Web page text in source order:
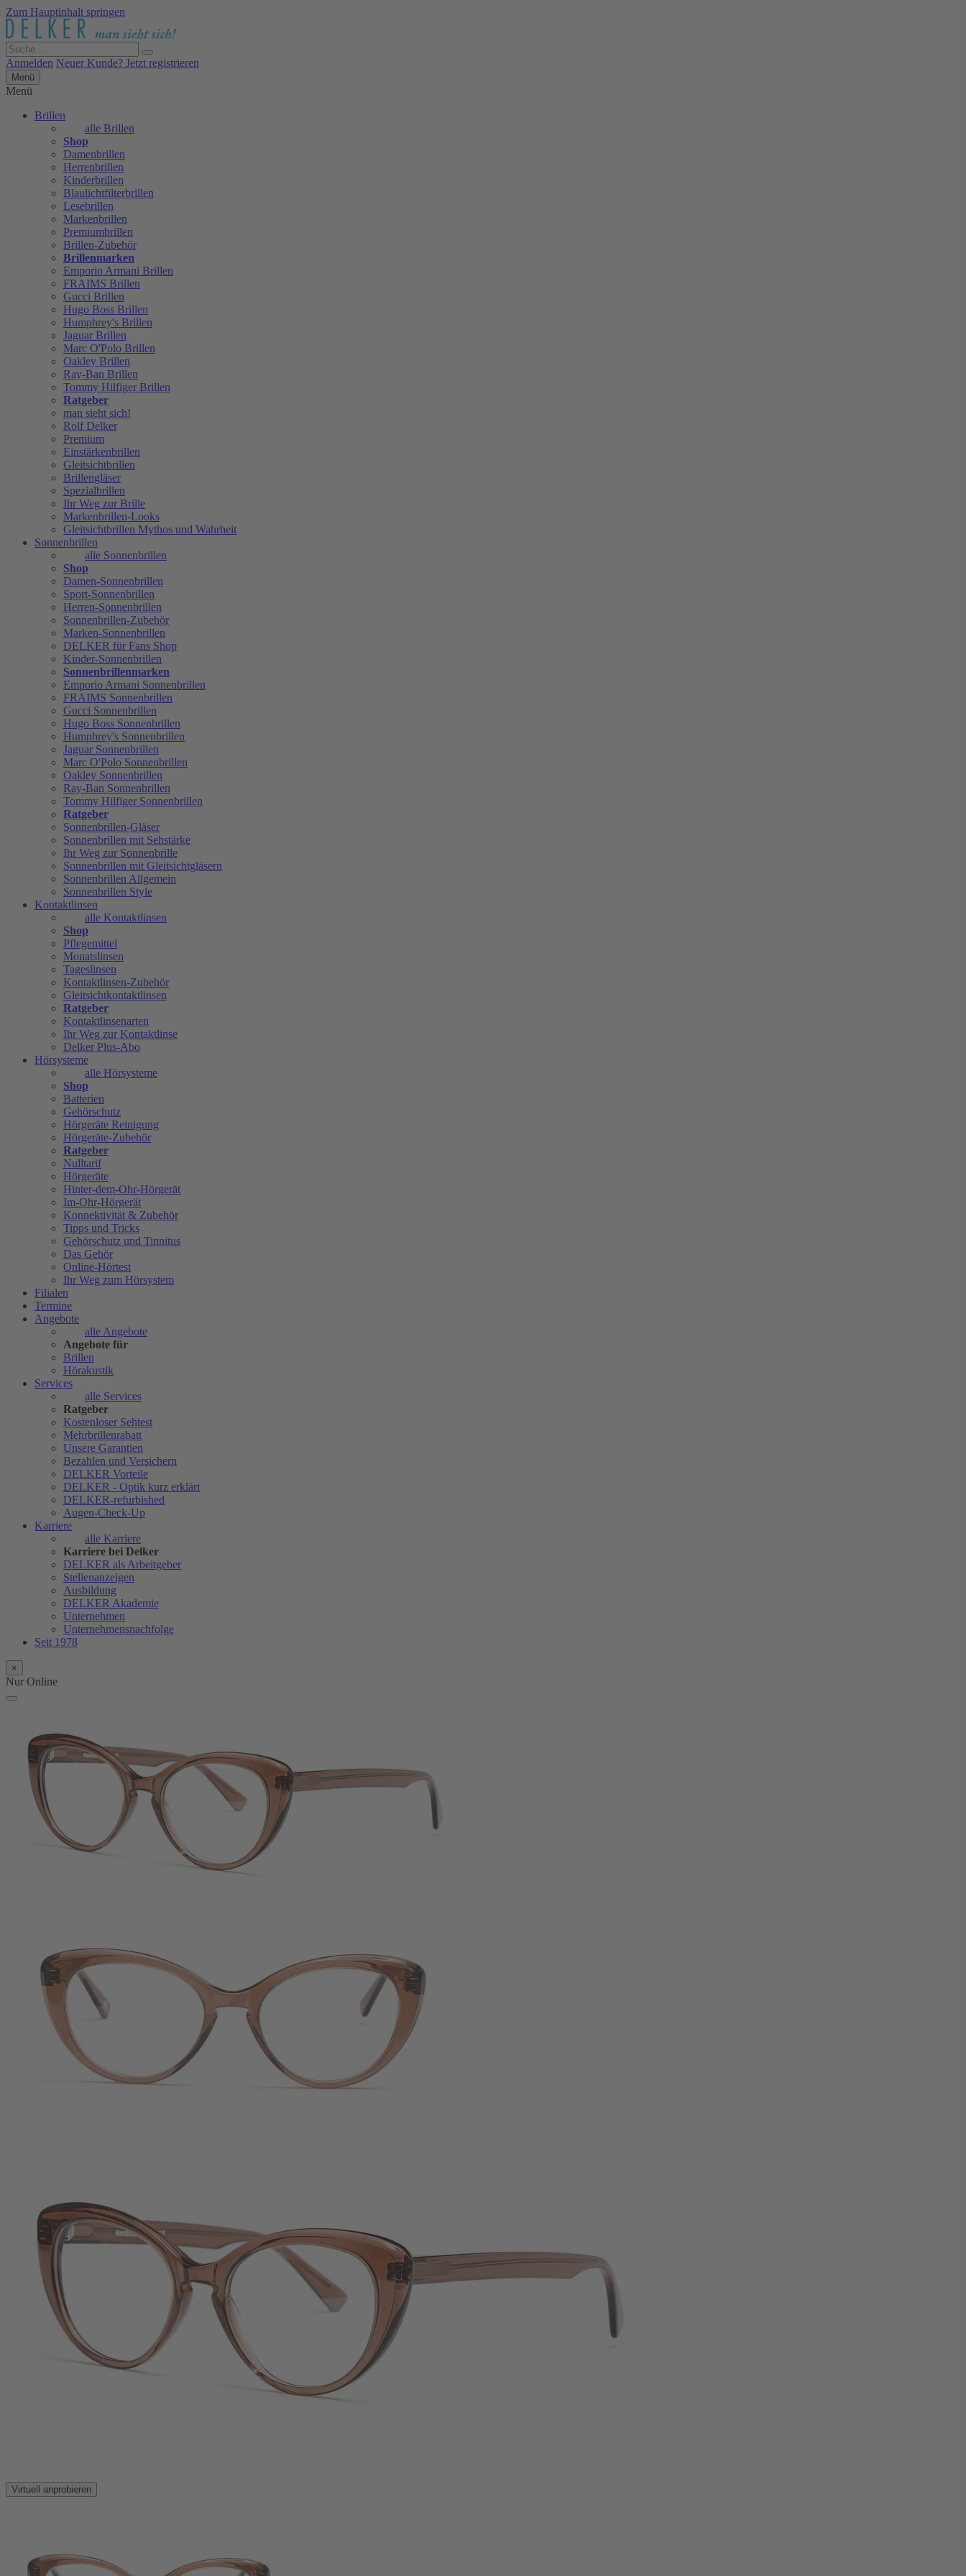
Zum Hauptinhalt springen
Anmelden Neuer Kunde? Jetzt registrieren
Menü
Menü
Brillen
alle Brillen
Shop
Damenbrillen
Herrenbrillen
Kinderbrillen
Blaulichtfilterbrillen
Lesebrillen
Markenbrillen
Premiumbrillen
Brillen-Zubehör
Brillenmarken
Emporio Armani Brillen
FRAIMS Brillen
Gucci Brillen
Hugo Boss Brillen
Humphrey's Brillen
Jaguar Brillen
Marc O'Polo Brillen
Oakley Brillen
Ray-Ban Brillen
Tommy Hilfiger Brillen
Ratgeber
man sieht sich!
Rolf Delker
Premium
Einstärkenbrillen
Gleitsichtbrillen
Brillengläser
Spezialbrillen
Ihr Weg zur Brille
Markenbrillen-Looks
Gleitsichtbrillen Mythos und Wahrheit
Sonnenbrillen
alle Sonnenbrillen
Shop
Damen-Sonnenbrillen
Sport-Sonnenbrillen
Herren-Sonnenbrillen
Sonnenbrillen-Zubehör
Marken-Sonnenbrillen
DELKER für Fans Shop
Kinder-Sonnenbrillen
Sonnenbrillenmarken
Emporio Armani Sonnenbrillen
FRAIMS Sonnenbrillen
Gucci Sonnenbrillen
Hugo Boss Sonnenbrillen
Humphrey's Sonnenbrillen
Jaguar Sonnenbrillen
Marc O'Polo Sonnenbrillen
Oakley Sonnenbrillen
Ray-Ban Sonnenbrillen
Tommy Hilfiger Sonnenbrillen
Ratgeber
Sonnenbrillen-Gläser
Sonnenbrillen mit Sehstärke
Ihr Weg zur Sonnenbrille
Sonnenbrillen mit Gleitsichtgläsern
Sonnenbrillen Allgemein
Sonnenbrillen Style
Kontaktlinsen
alle Kontaktlinsen
Shop
Pflegemittel
Monatslinsen
Tageslinsen
Kontaktlinsen-Zubehör
Gleitsichtkontaktlinsen
Ratgeber
Kontaktlinsenarten
Ihr Weg zur Kontaktlinse
Delker Plus-Abo
Hörsysteme
alle Hörsysteme
Shop
Batterien
Gehörschutz
Hörgeräte Reinigung
Hörgeräte-Zubehör
Ratgeber
Nulltarif
Hörgeräte
Hinter-dem-Ohr-Hörgerät
Im-Ohr-Hörgerät
Konnektivität & Zubehör
Tipps und Tricks
Gehörschutz und Tinnitus
Das Gehör
Online-Hörtest
Ihr Weg zum Hörsystem
Filialen
Termine
Angebote
alle Angebote
Angebote für
Brillen
Hörakustik
Services
alle Services
Ratgeber
Kostenloser Sehtest
Mehrbrillenrabatt
Unsere Garantien
Bezahlen und Versichern
DELKER Vorteile
DELKER - Optik kurz erklärt
DELKER-refurbished
Augen-Check-Up
Karriere
alle Karriere
Karriere bei Delker
DELKER als Arbeitgeber
Stellenanzeigen
Ausbildung
DELKER Akademie
Unternehmen
Unternehmensnachfolge
Seit 1978
×
Nur Online
Virtuell anprobieren